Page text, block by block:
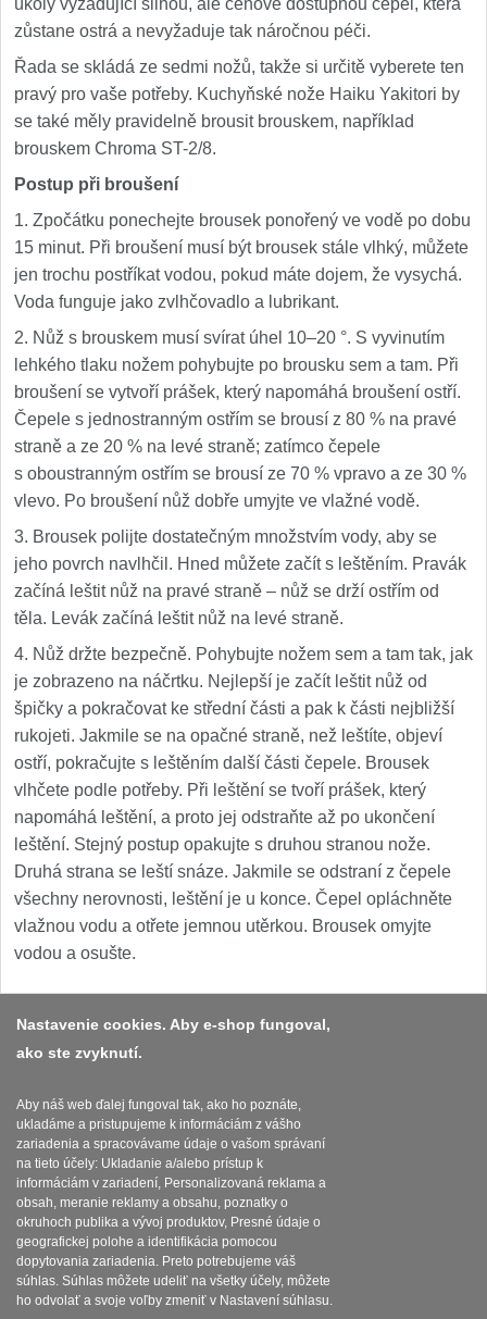
úkoly vyžadující silnou, ale cenově dostupnou čepel, která
zůstane ostrá a nevyžaduje tak náročnou péči.
Řada se skládá ze sedmi nožů, takže si určitě vyberete ten
pravý pro vaše potřeby. Kuchyňské nože Haiku Yakitori by
se také měly pravidelně brousit brouskem, například
brouskem Chroma ST-2/8.
Postup při broušení
1. Zpočátku ponechejte brousek ponořený ve vodě po dobu
15 minut. Při broušení musí být brousek stále vlhký, můžete
jen trochu postříkat vodou, pokud máte dojem, že vysychá.
Voda funguje jako zvlhčovadlo a lubrikant.
2. Nůž s brouskem musí svírat úhel 10–20 °. S vyvinutím
lehkého tlaku nožem pohybujte po brousku sem a tam. Při
broušení se vytvoří prášek, který napomáhá broušení ostří.
Čepele s jednostranným ostřím se brousí z 80 % na pravé
straně a ze 20 % na levé straně; zatímco čepele
s oboustranným ostřím se brousí ze 70 % vpravo a ze 30 %
vlevo. Po broušení nůž dobře umyjte ve vlažné vodě.
3. Brousek polijte dostatečným množstvím vody, aby se
jeho povrch navlhčil. Hned můžete začít s leštěním. Pravák
začíná leštit nůž na pravé straně – nůž se drží ostřím od
těla. Levák začíná leštit nůž na levé straně.
4. Nůž držte bezpečně. Pohybujte nožem sem a tam tak, jak
je zobrazeno na náčrtku. Nejlepší je začít leštit nůž od
špičky a pokračovat ke střední části a pak k části nejbližší
rukojeti. Jakmile se na opačné straně, než leštíte, objeví
ostří, pokračujte s leštěním další části čepele. Brousek
vlhčete podle potřeby. Při leštění se tvoří prášek, který
napomáhá leštění, a proto jej odstraňte až po ukončení
leštění. Stejný postup opakujte s druhou stranou nože.
Druhá strana se leští snáze. Jakmile se odstraní z čepele
všechny nerovnosti, leštění je u konce. Čepel opláchněte
vlažnou vodu a otřete jemnou utěrkou. Brousek omyjte
vodou a osušte.
Platba a dodávka
Obchodní podmínky
Zasady zpracovani osobnich udaju
Reklamační řád
Nastavenie cookies. Aby e-shop fungoval,
ako ste zvyknutí.
Aby náš web ďalej fungoval tak, ako ho poznáte,
ukladáme a pristupujeme k informáciám z vášho
zariadenia a spracovávame údaje o vašom správaní
na tieto účely: Ukladanie a/alebo prístup k
informáciám v zariadení, Personalizovaná reklama a
obsah, meranie reklamy a obsahu, poznatky o
okruhoch publika a vývoj produktov, Presné údaje o
geografickej polohe a identifikácia pomocou
dopytovania zariadenia. Preto potrebujeme váš
súhlas. Súhlas môžete udeliť na všetky účely, môžete
ho odvolať a svoje voľby zmeniť v Nastavení súhlasu.